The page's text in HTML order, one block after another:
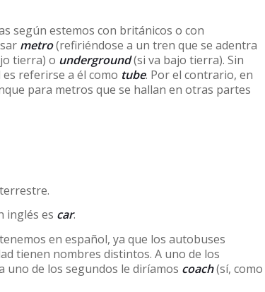
según estemos con británicos o con
metro(refiriéndose a un tren que se adentra
tierra) o underground(si va bajo tierra). Sin
referirse a él como tube. Por el contrario, en
para metros que se hallan en otras partes
inglés es car.
en español, ya que los autobuses
tienen nombres distintos. A uno de los
uno de los segundos le diríamos coach(sí, como